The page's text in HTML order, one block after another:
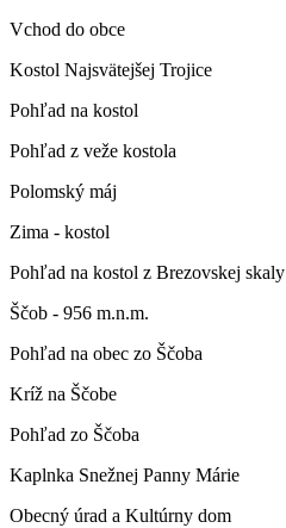
Vchod do obce
Kostol Najsvätejšej Trojice
Pohľad na kostol
Pohľad z veže kostola
Polomský máj
Zima - kostol
Pohľad na kostol z Brezovskej skaly
Ščob - 956 m.n.m.
Pohľad na obec zo Ščoba
Kríž na Ščobe
Pohľad zo Ščoba
Kaplnka Snežnej Panny Márie
Obecný úrad a Kultúrny dom